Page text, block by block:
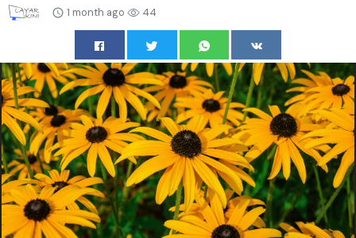
1 month ago 44